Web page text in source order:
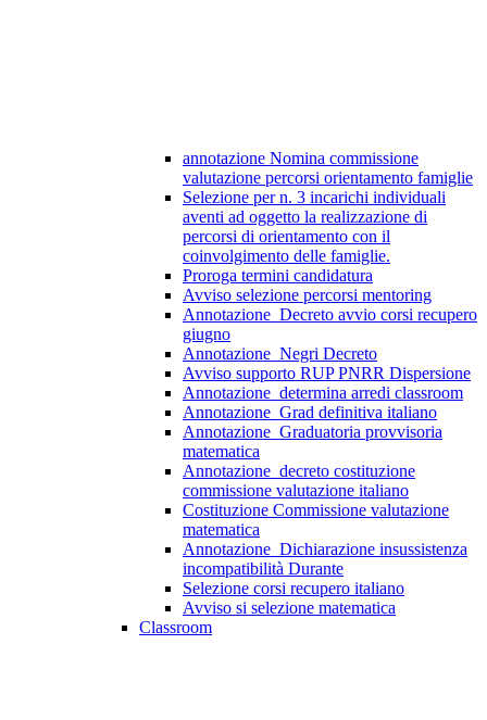
annotazione Nomina commissione
valutazione percorsi orientamento famiglie
Selezione per n. 3 incarichi individuali
aventi ad oggetto la realizzazione di
percorsi di orientamento con il
coinvolgimento delle famiglie.
Proroga termini candidatura
Avviso selezione percorsi mentoring
Annotazione_Decreto avvio corsi recupero
giugno
Annotazione_Negri Decreto
Avviso supporto RUP PNRR Dispersione
Annotazione_determina arredi classroom
Annotazione_Grad definitiva italiano
Annotazione_Graduatoria provvisoria
matematica
Annotazione_decreto costituzione
commissione valutazione italiano
Costituzione Commissione valutazione
matematica
Annotazione_Dichiarazione insussistenza
incompatibilità Durante
Selezione corsi recupero italiano
Avviso si selezione matematica
Classroom